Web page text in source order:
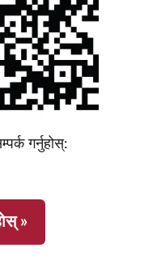
गर्नुहोस्:
»